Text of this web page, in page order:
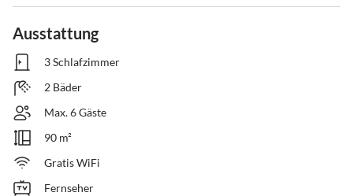
Ausstattung
3 Schlafzimmer
2 Bäder
Max. 6 Gäste
90 m²
Gratis WiFi
Fernseher